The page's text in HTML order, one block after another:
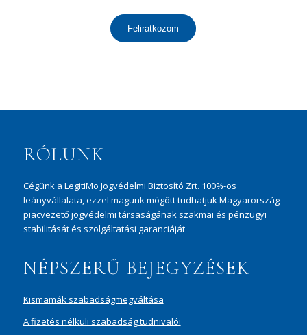
Feliratkozom
RÓLUNK
Cégünk a LegitiMo Jogvédelmi Biztosító Zrt. 100%-os
leányvállalata, ezzel magunk mögött tudhatjuk Magyarország
piacvezető jogvédelmi társaságának szakmai és pénzügyi
stabilitását és szolgáltatási garanciáját
NÉPSZERŰ BEJEGYZÉSEK
Kismamák szabadságmegváltása
A fizetés nélküli szabadság tudnivalói